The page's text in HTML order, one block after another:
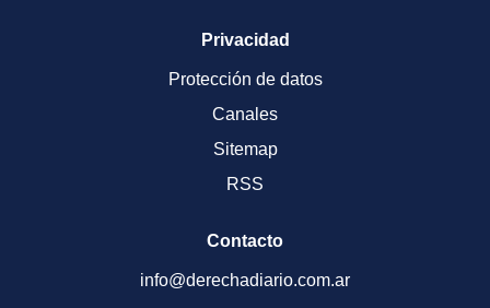
Privacidad
Protección de datos
Canales
Sitemap
RSS
Contacto
info@derechadiario.com.ar